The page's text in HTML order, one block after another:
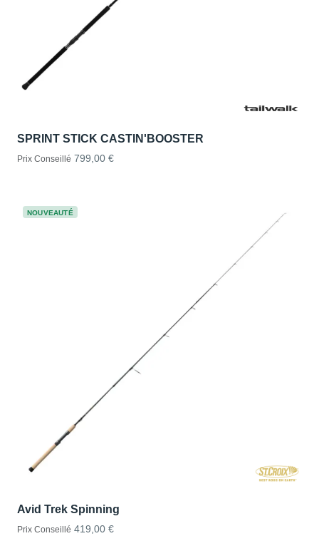
SPRINT STICK CASTIN'BOOSTER
Prix Conseillé 799,00 €
NOUVEAUTÉ
Avid Trek Spinning
Prix Conseillé 419,00 €